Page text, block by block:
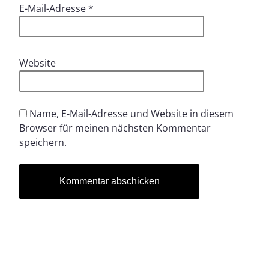
E-Mail-Adresse*
Website
Name, E-Mail-Adresse und Website in diesem
Browser für meinen nächsten Kommentar
speichern.